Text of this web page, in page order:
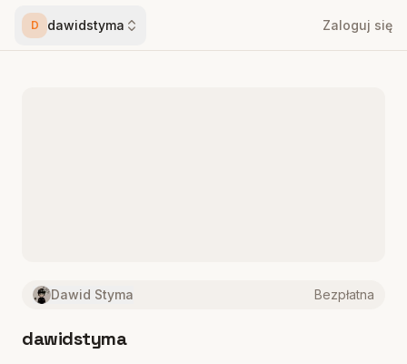
D dawidstyma Zaloguj się
Dawid Styma Bezpłatna
dawidstyma